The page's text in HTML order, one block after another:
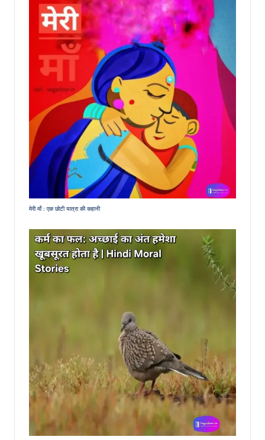
मेरी माँ : एक छोटी यात्रा की कहानी